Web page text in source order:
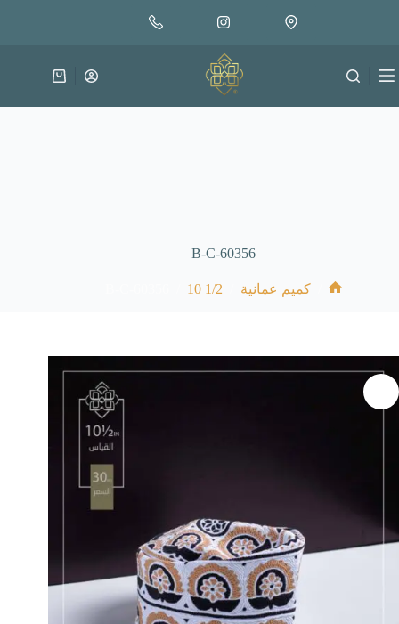
متوفر في المخزون
إضافة إلى السلة
عربة
B-C-60356
كميم عمانية 1/2 10